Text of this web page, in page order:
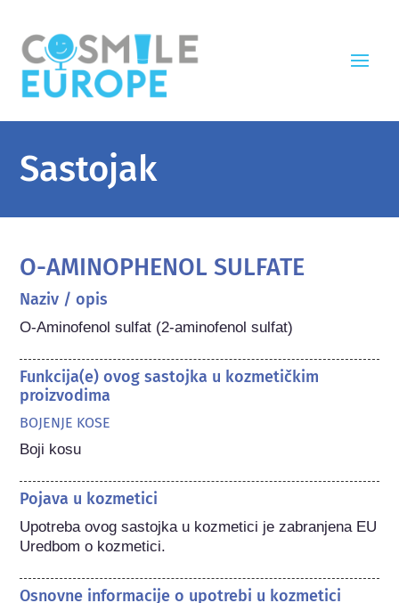
Sastojak
O-AMINOPHENOL SULFATE
Naziv / opis
O-Aminofenol sulfat (2-aminofenol sulfat)
Funkcija(e) ovog sastojka u kozmetičkim
proizvodima
BOJENJE KOSE
Boji kosu
Pojava u kozmetici
Upotreba ovog sastojka u kozmetici je zabranjena EU
Uredbom o kozmetici.
Osnovne informacije o upotrebi u kozmetici